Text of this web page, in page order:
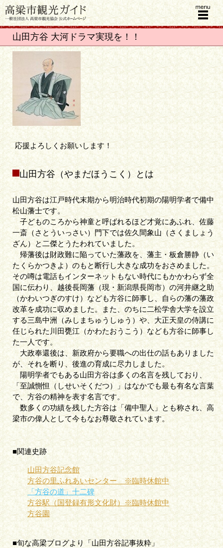
menu
山田方谷 大河ドラマ実現を！！
応援よろしくお願いします！
山田方谷（やまだほうこく）とは
山田方谷は江戸時代末期から明治時代初期の陽明学者で備中
松山藩士です。
子どものころから神童と呼ばれるほど才覚にあふれ、佐藤
一斎（さとういっさい）門下では佐久間象山（さくましょう
ざん）と二傑とうたわれていました。
帰藩後は財政難に陥っていた藩政を、藩主・板倉勝静（い
たくらかつきよ）のもと断行し大きな成功をおさめました。
その噂は電話もインターネットもない時代にもかかわらず全
国に伝わり、越後長岡藩（現・新潟県長岡市）の河井継之助
（かわいつぎのすけ）なども方谷に師事し、自らの藩の藩政
改革を成功に収めました。また、のちに二松学舎大学を設立
する三島中洲（みしまちゅうしゅう）や、大正天皇の侍講に
任じられた川田甕江（かわたおうこう）なども方谷に師事し
た一人です。
大政奉還後は、新政府から要職への出仕の話もありました
が、それを断り、後進の育成に尽力しました。
陽明学者でもある山田方谷は多くの名言を残しており、
「至誠惻怛（しせいそくだつ）」はなかでも最も有名な言葉
で、方谷の精神を表す名言です。
数多くの功績を残した方谷は「備中聖人」とも称され、高
梁市の偉人として今もなお尊敬されています。
■関連史跡
山田方谷記念館
方谷の里ふれあいセンター ※臨時休館中
「方谷の道」十二碑
方谷駅（国登録有形文化財）※臨時休館中
方谷園
■旬な高梁ブログより「山田方谷記事抜粋」